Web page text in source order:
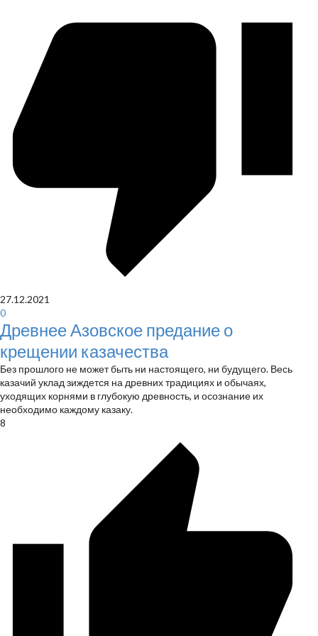
27.12.2021
0
Древнее Азовское предание о
крещении казачества
Без прошлого не может быть ни настоящего, ни будущего. Весь
казачий уклад зиждется на древних традициях и обычаях,
уходящих корнями в глубокую древность, и осознание их
необходимо каждому казаку.
8